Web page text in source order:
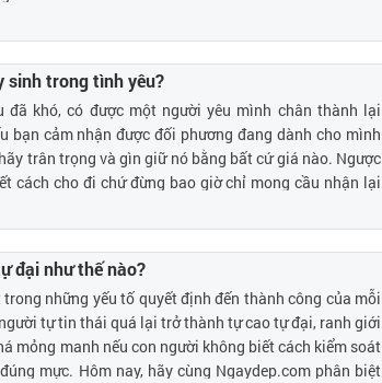
sinh trong tình yêu?
đã khó, có được một người yêu mình chân thành lại
bạn cảm nhận được đối phương đang dành cho mình
trân trọng và gìn giữ nó bằng bất cứ giá nào. Ngược
cách cho đi chứ đừng bao giờ chỉ mong cầu nhận lại
cùng Ngaydep.com chiêm nghiệm về sự hy sinh
sẻ dưới đây.
đại như thế nào?
những yếu tố quyết định đến thành công của mỗi
tự tin thái quá lại trở thành tự cao tự đại, ranh giới
mỏng manh nếu con người không biết cách kiểm soát
mực. Hôm nay, hãy cùng Ngaydep.com phân biệt